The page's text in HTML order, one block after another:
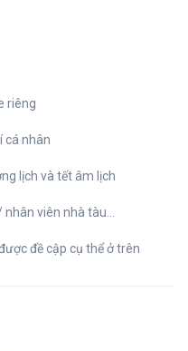
Sấy Tóc, Vòi Hoa Sen
riêng
cá nhân
lịch và tết âm lịch
viên nhà tàu…
đề cập cụ thể ở trên